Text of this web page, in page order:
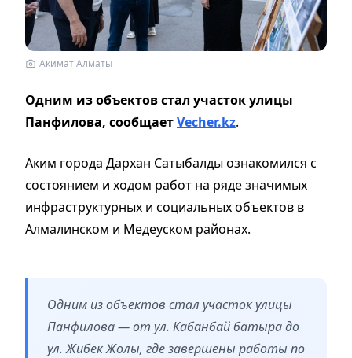
Акимат Алматы
Одним из объектов стал участок улицы
Панфилова, сообщаетVecher.kz.
Аким города Дархан Сатыбалды ознакомился с
состоянием и ходом работ на ряде значимых
инфраструктурных и социальных объектов в
Алмалинском и Медеуском районах.
Одним из объектов стал участок улицы
Панфилова — от ул. Кабанбай батыра до
ул. Жибек Жолы, где завершены работы по